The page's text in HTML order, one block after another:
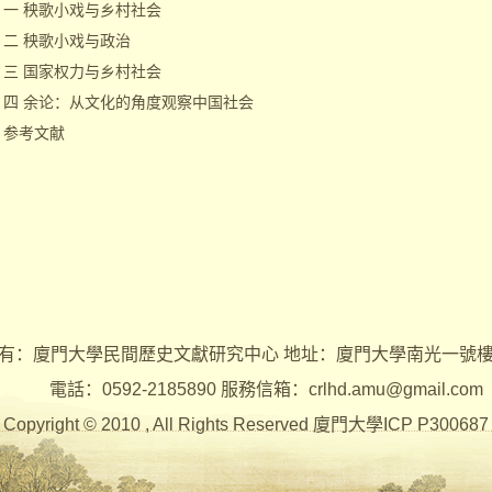
一 秧歌小戏与乡村社会
二 秧歌小戏与政治
三 国家权力与乡村社会
四 余论：从文化的角度观察中国社会
参考文献
：廈門大學民間歷史文獻研究中心 地址：廈門大學南光一號
電話：0592-2185890 服務信箱：crlhd.amu@gmail.com
Copyright © 2010 , All Rights Reserved 廈門大學ICP P300687